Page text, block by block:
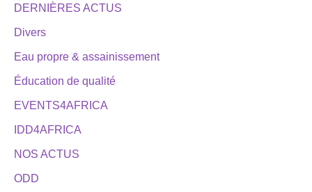
DERNIÈRES ACTUS
Divers
Eau propre & assainissement
Éducation de qualité
EVENTS4AFRICA
IDD4AFRICA
NOS ACTUS
ODD